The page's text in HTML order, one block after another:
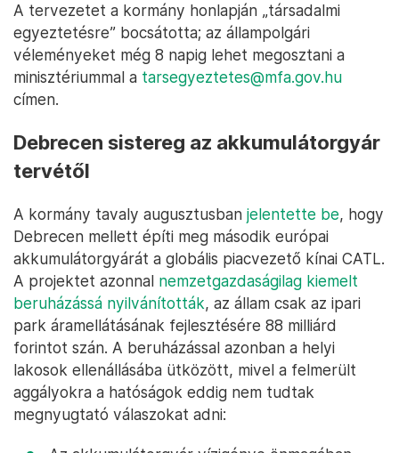
A tervezetet a kormány honlapján „társadalmi
egyeztetésre” bocsátotta; az állampolgári
véleményeket még 8 napig lehet megosztani a
minisztériummal a tarsegyeztetes@mfa.gov.hu
címen.
Debrecen sistereg az akkumulátorgyár
tervétől
A kormány tavaly augusztusban jelentette be, hogy
Debrecen mellett építi meg második európai
akkumulátorgyárát a globális piacvezető kínai CATL.
A projektet azonnal nemzetgazdaságilag kiemelt
beruházássá nyilvánították, az állam csak az ipari
park áramellátásának fejlesztésére 88 milliárd
forintot szán. A beruházással azonban a helyi
lakosok ellenállásába ütközött, mivel a felmerült
aggályokra a hatóságok eddig nem tudtak
megnyugtató válaszokat adni: